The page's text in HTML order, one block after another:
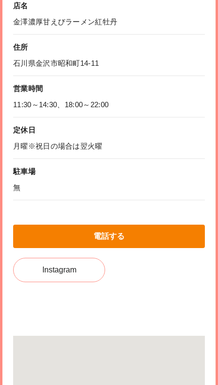
店名
金澤濃厚甘えびラーメン紅牡丹
住所
石川県金沢市昭和町14-11
営業時間
11:30～14:30、18:00～22:00
定休日
月曜※祝日の場合は翌火曜
駐車場
無
電話する
Instagram